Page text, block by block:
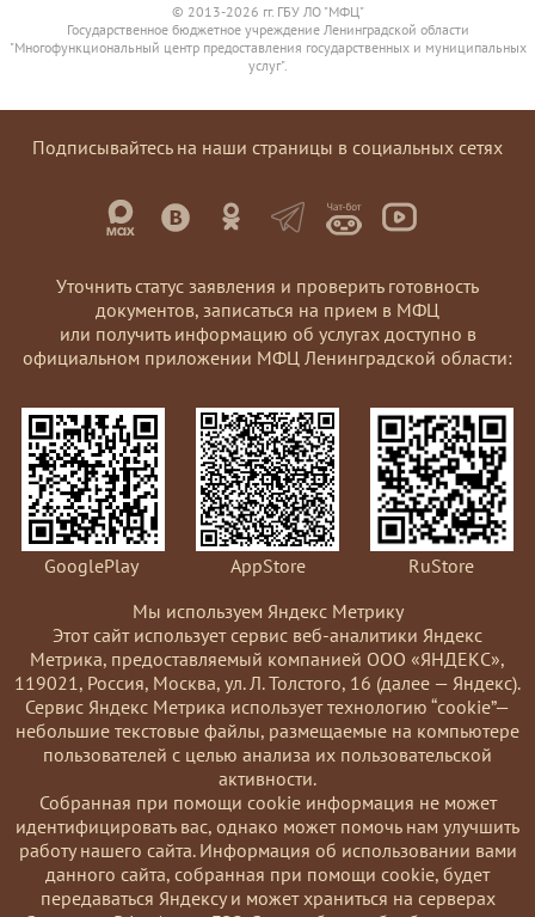
© 2013-2026 гг. ГБУ ЛО "МФЦ"
Государственное бюджетное учреждение Ленинградской области
"Многофункциональный центр предоставления государственных и муниципальных
услуг".
Подписывайтесь на наши страницы в социальных сетях
Уточнить статус заявления и проверить готовность
документов, записаться на прием в МФЦ
или получить информацию об услугах доступно в
официальном приложении МФЦ Ленинградской области:
GooglePlay AppStore
RuStore
Мы используем Яндекс Метрику
Этот сайт использует сервис веб-аналитики Яндекс
Метрика, предоставляемый компанией ООО «ЯНДЕКС»,
119021, Россия, Москва, ул. Л. Толстого, 16 (далее — Яндекс).
Сервис Яндекс Метрика использует технологию “cookie”—
небольшие текстовые файлы, размещаемые на компьютере
пользователей с целью анализа их пользовательской
активности.
Coбранная при помощи cookie информация не может
идентифицировать вас, однако может помочь нам улучшить
работу нашего сайта. Информация об использовании вами
данного сайта, собранная при помощи cookie, будет
передаваться Яндексу и может храниться на серверах